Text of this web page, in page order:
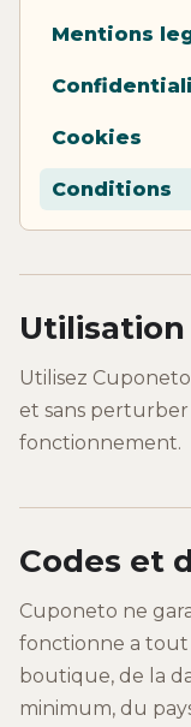
Mentions
Cookies
Conditions
Utilisez
et sans perturber
fonctionnement.
Codes et
Cuponeto ne
fonctionne a tout
boutique, de la
minimum, du